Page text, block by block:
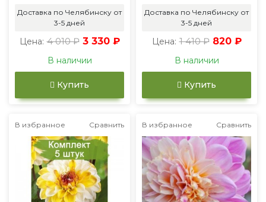
Доставка по Челябинску от
3-5 дней
Цена: 4 010 ₽ 3 330 ₽
В наличии
Купить
Доставка по Челябинску от
3-5 дней
Цена: 1 410 ₽ 820 ₽
В наличии
Купить
В избранное Сравнить В избранное Сравнить